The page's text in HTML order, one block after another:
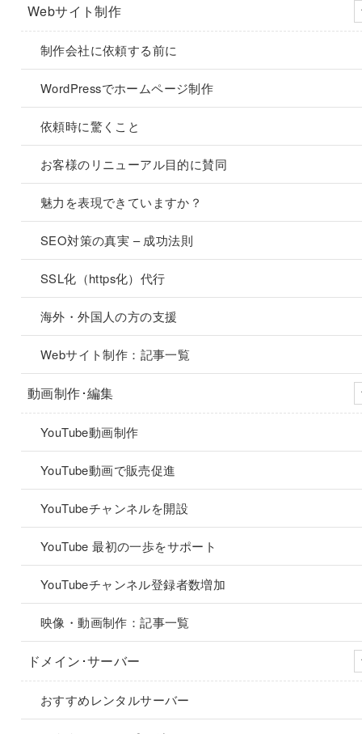
Webサイト制作
制作会社に依頼する前に
WordPressでホームページ制作
依頼時に驚くこと
お客様のリニューアル目的に賛同
魅力を表現できていますか？
SEO対策の真実 – 成功法則
SSL化（https化）代行
海外・外国人の方の支援
Webサイト制作：記事一覧
動画制作･編集
YouTube動画制作
YouTube動画で販売促進
YouTubeチャンネルを開設
YouTube 最初の一歩をサポート
YouTubeチャンネル登録者数増加
映像・動画制作：記事一覧
ドメイン･サーバー
おすすめレンタルサーバー